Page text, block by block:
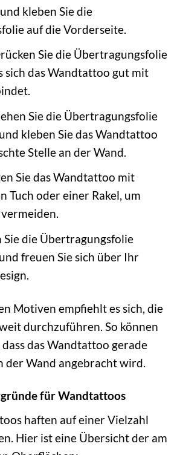
kleben Sie die
auf die Vorderseite.
Sie die Übertragungsfolie
sich das Wandtattoo gut mit
Sie die Übertragungsfolie
kleben Sie das Wandtattoo
Stelle an der Wand.
Sie das Wandtattoo mit
Tuch oder einer Rakel, um
Sie die Übertragungsfolie
freuen Sie sich über Ihr
Motiven empfiehlt es sich, die
durchzuführen. So können
das Wandtattoo gerade
der Wand angebracht wird.
für Wandtattoos
haften auf einer Vielzahl
Hier ist eine Übersicht der am